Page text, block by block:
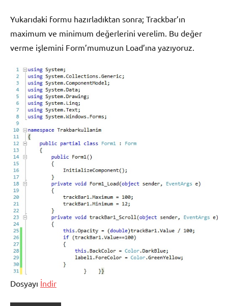
Yukarıdaki formu hazırladıktan sonra; Trackbar’ın
maximum ve minimum değerlerini verelim. Bu değer
verme işlemini Form’mumuzun Load’ına yazıyoruz.
Dosyayı İndir